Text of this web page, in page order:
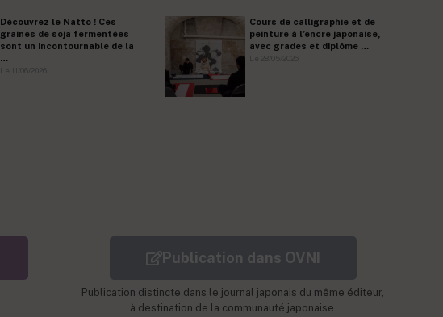
Découvrez le Natto ! Ces
graines de soja fermentées
sont un incontournable de la
…
Cours de calligraphie et de
peinture à l’encre japonaise,
avec grades et diplôme …
Publication dans OVNI
Publication distincte dans le journal japonais du même éditeur,
à destination de la communauté japonaise.